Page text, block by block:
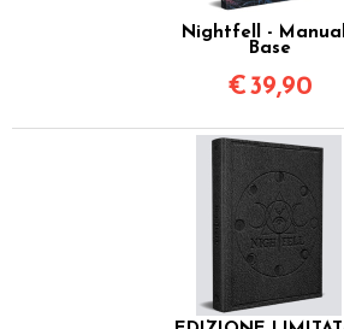
Nightfell -
Base
€39,90